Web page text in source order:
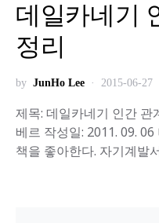
데일카네기
정리
by JunHo Lee 2015-06-27
제목: 데일카네기 인간 관
베르 작성일: 2011. 09.
책을 좋아한다. 자기계발